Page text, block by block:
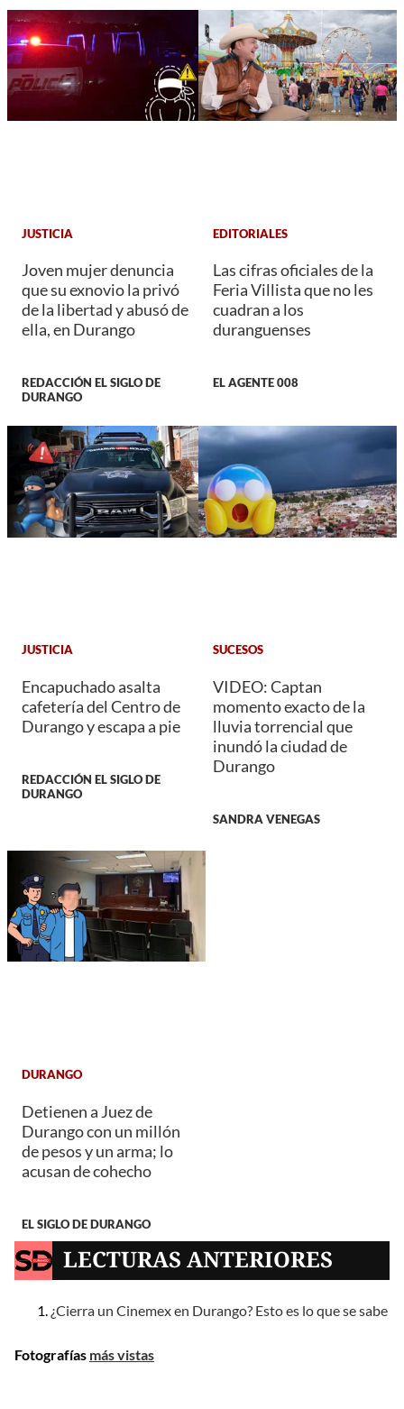
JUSTICIA
Joven mujer denuncia
que su exnovio la privó
de la libertad y abusó de
ella, en Durango
REDACCIÓN EL SIGLO DE
DURANGO
EDITORIALES
Las cifras oficiales de la
Feria Villista que no les
cuadran a los
duranguenses
EL AGENTE 008
JUSTICIA
Encapuchado asalta
cafetería del Centro de
Durango y escapa a pie
REDACCIÓN EL SIGLO DE
DURANGO
SUCESOS
VIDEO: Captan
momento exacto de la
lluvia torrencial que
inundó la ciudad de
Durango
SANDRA VENEGAS
DURANGO
Detienen a Juez de
Durango con un millón
de pesos y un arma; lo
acusan de cohecho
EL SIGLO DE DURANGO
LECTURAS ANTERIORES
¿Cierra un Cinemex en Durango? Esto es lo que se sabe
Fotografías más vistas